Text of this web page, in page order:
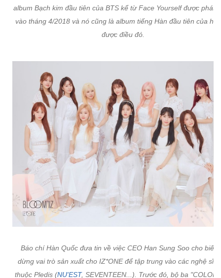
album Bạch kim đầu tiên của BTS kể từ Face Yourself được phát
vào tháng 4/2018 và nó cũng là album tiếng Hàn đầu tiên của họ
được điều đó.
Báo chí Hàn Quốc đưa tin về việc CEO Han Sung Soo cho biết
dừng vai trò sản xuất cho IZ*ONE để tập trung vào các nghệ sĩ
thuộc Pledis (NU'EST, SEVENTEEN...). Trước đó, bộ ba